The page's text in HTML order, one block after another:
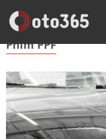
Trang Chủ Phim PPF
Phim PPF